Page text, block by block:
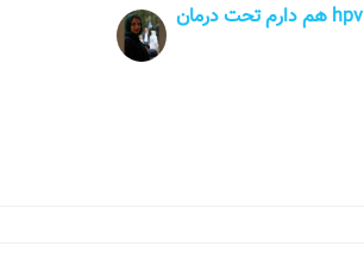
با سلام خانمی 31 ساله هستم، من عفونت شدید داشتم و hpv16.18 هم دارم تحت درمان